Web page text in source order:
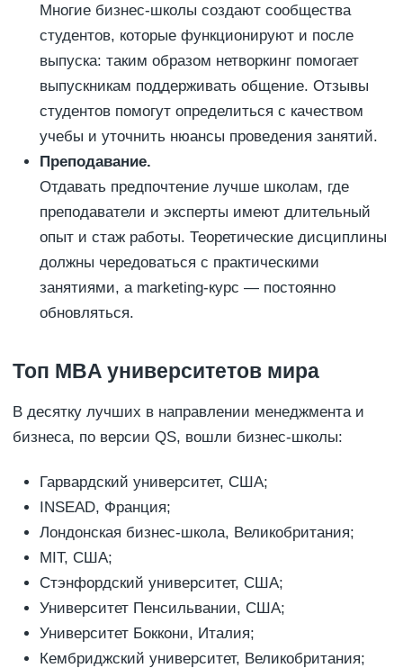
Многие бизнес-школы создают сообщества
студентов, которые функционируют и после
выпуска: таким образом нетворкинг помогает
выпускникам поддерживать общение. Отзывы
студентов помогут определиться с качеством
учебы и уточнить нюансы проведения занятий.
Преподавание.
Отдавать предпочтение лучше школам, где
преподаватели и эксперты имеют длительный
опыт и стаж работы. Теоретические дисциплины
должны чередоваться с практическими
занятиями, а marketing-курс — постоянно
обновляться.
Топ MBA университетов мира
В десятку лучших в направлении менеджмента и
бизнеса, по версии QS, вошли бизнес-школы:
Гарвардский университет, США;
INSEAD, Франция;
Лондонская бизнес-школа, Великобритания;
MIT, США;
Стэнфордский университет, США;
Университет Пенсильвании, США;
Университет Боккони, Италия;
Кембриджский университет, Великобритания;